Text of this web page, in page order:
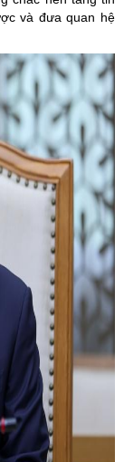
và đưa quan hệ